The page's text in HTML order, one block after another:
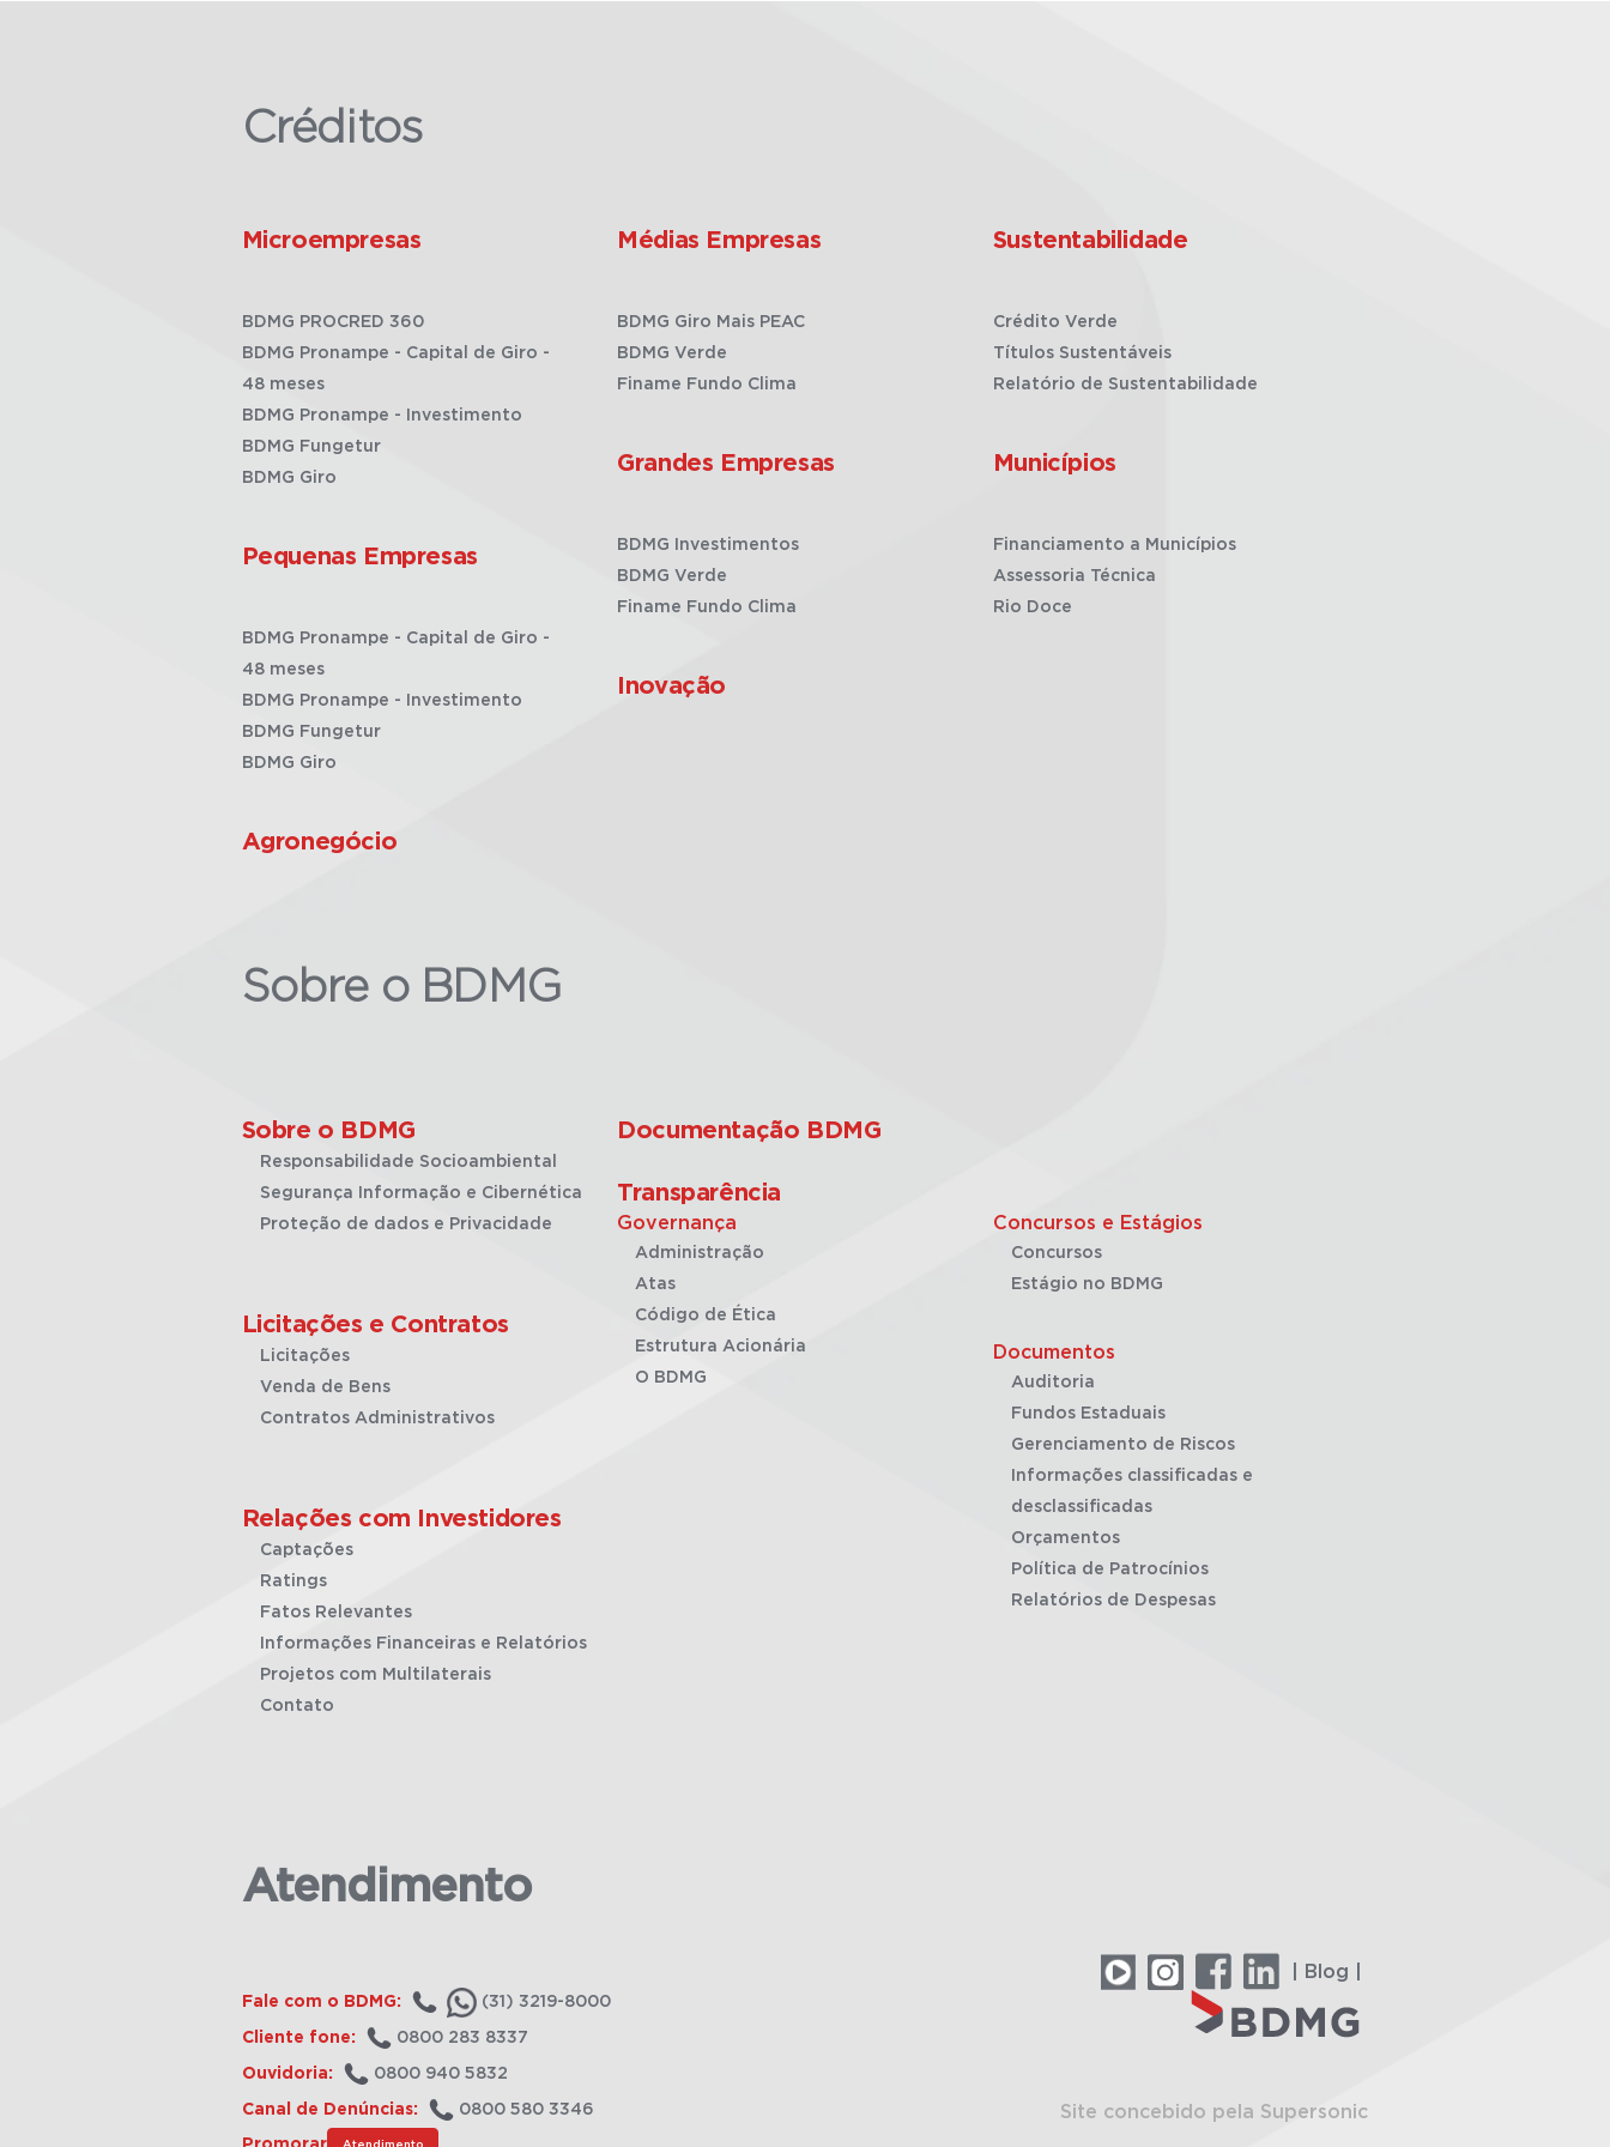
Créditos
Microempresas
BDMG PROCRED 360
BDMG Pronampe - Capital de Giro -
48 meses
BDMG Pronampe - Investimento
BDMG Fungetur
BDMG Giro
Pequenas Empresas
BDMG Pronampe - Capital de Giro -
48 meses
BDMG Pronampe - Investimento
BDMG Fungetur
BDMG Giro
Agronegócio
Médias Empresas
BDMG Giro Mais PEAC
BDMG Verde
Finame Fundo Clima
Grandes Empresas
BDMG Investimentos
BDMG Verde
Finame Fundo Clima
Inovação
Sustentabilidade
Crédito Verde
Títulos Sustentáveis
Relatório de Sustentabilidade
Municípios
Financiamento a Municípios
Assessoria Técnica
Rio Doce
Sobre o BDMG
Sobre o BDMG
Responsabilidade Socioambiental
Segurança Informação e Cibernética
Proteção de dados e Privacidade
Licitações e Contratos
Licitações
Venda de Bens
Contratos Administrativos
Relações com Investidores
Captações
Ratings
Fatos Relevantes
Informações Financeiras e Relatórios
Projetos com Multilaterais
Contato
Documentação BDMG
Transparência
Governança
Administração
Atas
Código de Ética
Estrutura Acionária
O BDMG
Concursos e Estágios
Concursos
Estágio no BDMG
Documentos
Auditoria
Fundos Estaduais
Gerenciamento de Riscos
Informações classificadas e
desclassificadas
Orçamentos
Política de Patrocínios
Relatórios de Despesas
Atendimento
Fale com o BDMG: (31) 3219-8000
Cliente fone: 0800 283 8337
Ouvidoria: 0800 940 5832
Canal de Denúncias: 0800 580 3346
Atendimento
| Blog |
Site concebido pela Supersonic